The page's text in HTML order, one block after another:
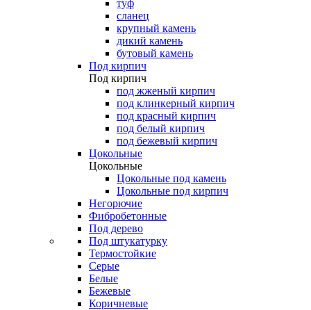
туф
сланец
крупный камень
дикий камень
бутовый камень
Под кирпич
Под кирпич
под жженый кирпич
под клинкерный кирпич
под красный кирпич
под белый кирпич
под бежевый кирпич
Цокольные
Цокольные
Цокольные под камень
Цокольные под кирпич
Негорючие
Фибробетонные
Под дерево
Под штукатурку
Термостойкие
Серые
Белые
Бежевые
Коричневые